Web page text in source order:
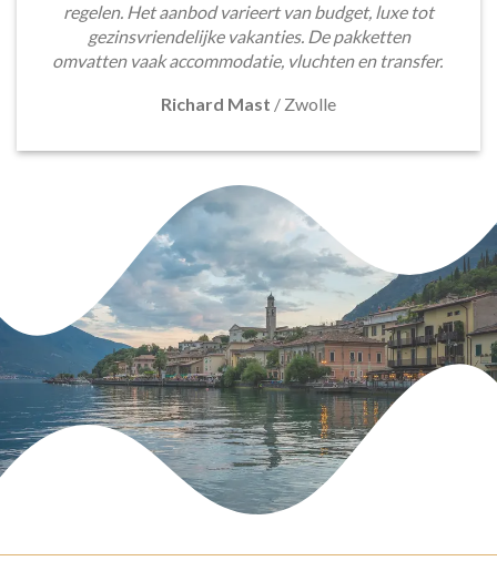
regelen. Het aanbod varieert van budget, luxe tot
gezinsvriendelijke vakanties. De pakketten
omvatten vaak accommodatie, vluchten en transfer.
Richard Mast / Zwolle